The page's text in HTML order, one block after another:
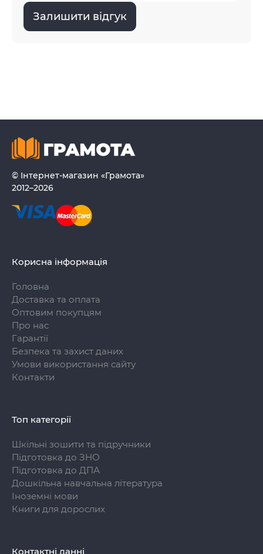
Залишити відгук
© Інтернет-магазин «Грамота»
2012–2026
Корисна інформація
Головна
Доставка та оплата
Оптовим покупцям
Про нас
Гарантії
Безпека та захист даних
Умови використання сайту
Контакти
Топ категорії
Шкільні зошити та підручники
Підготовка до ЗНО
Підготовка до ДПА
Дошкільна навчальна література
Іноземні мови
Книги для дорослих
Контактні данні